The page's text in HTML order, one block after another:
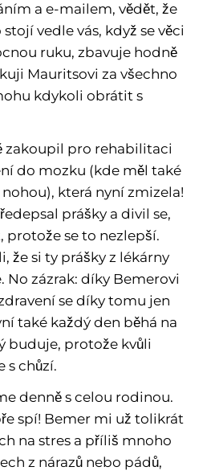
a e-mailem, vědět, že
vedle vás, když se věci
ruku, zbavuje hodně
Mauritsovi za všechno
kdykoli obrátit s
zakoupil pro rehabilitaci
do mozku (kde měl také
která nyní zmizela!
prášky a divil se,
protože se to nezlepší.
že si ty prášky z lékárny
No zázrak: díky Bemerovi
se díky tomu jen
také každý den běhá na
buduje, protože kvůli
s chůzí.
denně s celou rodinou.
spí! Bemer mi už tolikrát
na stres a příliš mnoho
z nárazů nebo pádů,